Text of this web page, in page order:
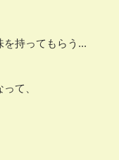
を持ってもらう...
て、